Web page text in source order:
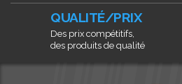
QUALITÉ/PRIX
Des prix compétitifs,
des produits de qualité